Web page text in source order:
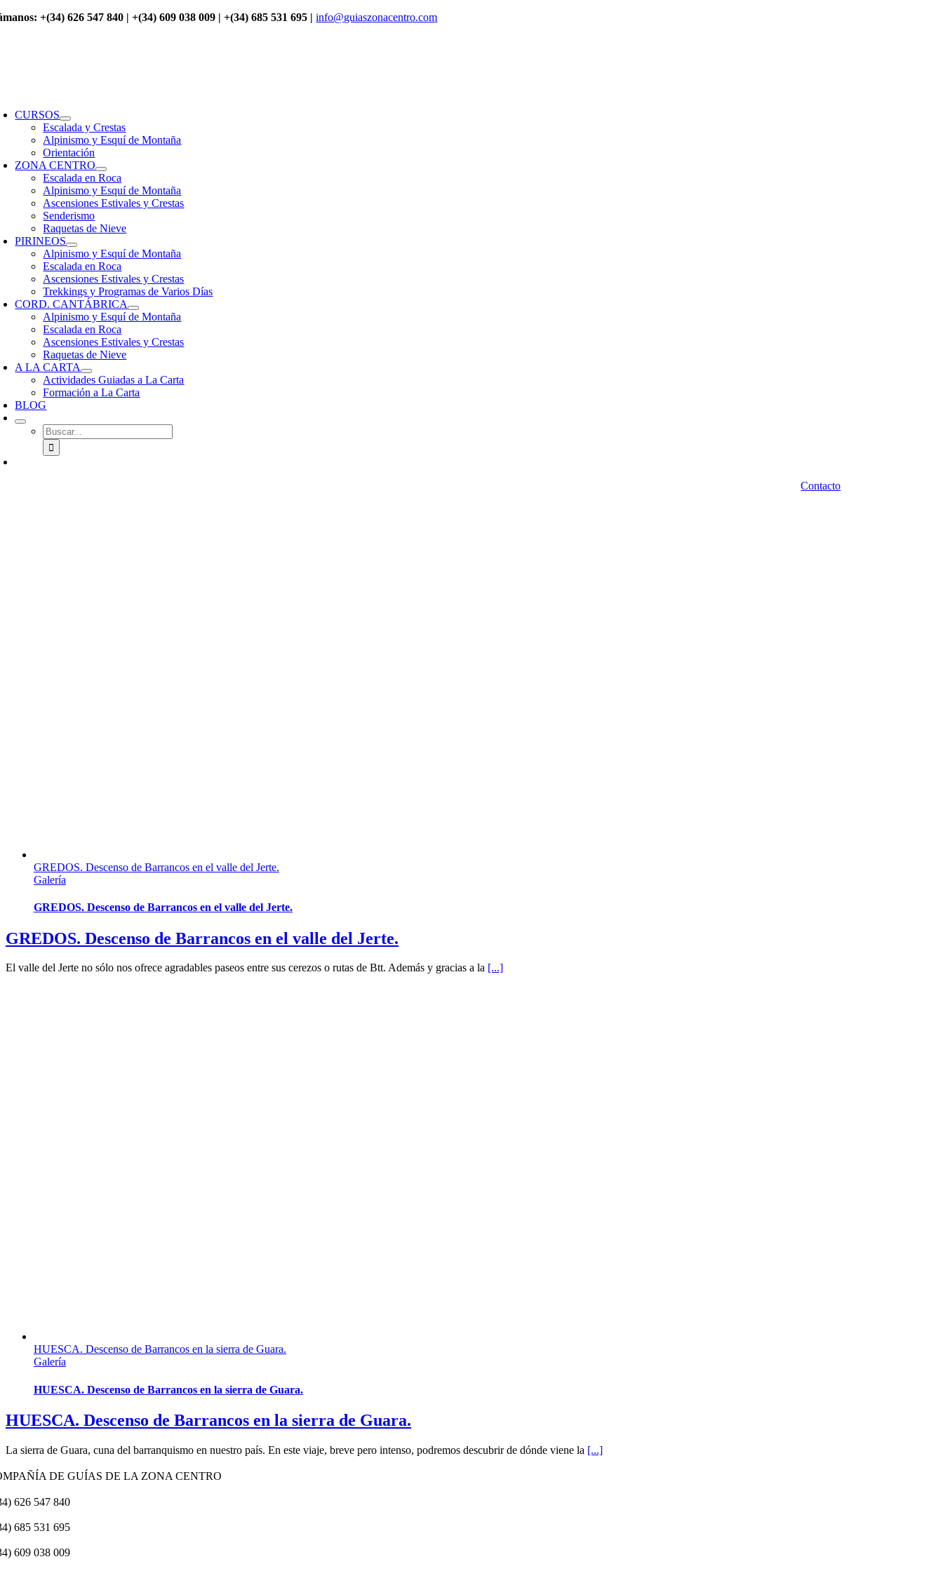
Saltar +(34) 626 547 840 | +(34) 609 038 009 | +(34) 685 531 695 | info@guiaszonacentro.com
CURSOS
Escalada y Crestas
Alpinismo y Esquí de Montaña
Orientación
ZONA CENTRO
Escalada en Roca
Alpinismo y Esquí de Montaña
Ascensiones Estivales y Crestas
Senderismo
Raquetas de Nieve
PIRINEOS
Alpinismo y Esquí de Montaña
Escalada en Roca
Ascensiones Estivales y Crestas
Trekkings y Programas de Varios Días
CORD. CANTÁBRICA
Alpinismo y Esquí de Montaña
Escalada en Roca
Ascensiones Estivales y Crestas
Raquetas de Nieve
A LA CARTA
Actividades Guiadas a La Carta
Formación a La Carta
BLOG
Buscar:
Contacto
GREDOS. Descenso de Barrancos en el valle del Jerte.
Galería
GREDOS. Descenso de Barrancos en el valle del Jerte.
GREDOS. Descenso de Barrancos en el valle del Jerte.
El valle del Jerte no sólo nos ofrece agradables paseos entre sus cerezos o rutas de Btt. Además y gracias a la [...]
HUESCA. Descenso de Barrancos en la sierra de Guara.
Galería
HUESCA. Descenso de Barrancos en la sierra de Guara.
HUESCA. Descenso de Barrancos en la sierra de Guara.
La sierra de Guara, cuna del barranquismo en nuestro país. En este viaje, breve pero intenso, podremos descubrir de dónde viene la [...]
DE GUÍAS DE LA ZONA CENTRO
626 547 840
685 531 695
609 038 009